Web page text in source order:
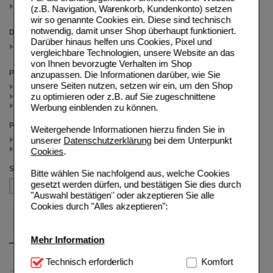
(z.B. Navigation, Warenkorb, Kundenkonto) setzen
wir so genannte Cookies ein. Diese sind technisch
notwendig, damit unser Shop überhaupt funktioniert.
Darüber hinaus helfen uns Cookies, Pixel und
vergleichbare Technologien, unsere Website an das
von Ihnen bevorzugte Verhalten im Shop
anzupassen. Die Informationen darüber, wie Sie
unsere Seiten nutzen, setzen wir ein, um den Shop
zu optimieren oder z.B. auf Sie zugeschnittene
Werbung einblenden zu können.
Weitergehende Informationen hierzu finden Sie in
unserer Datenschutzerklärungbei dem Unterpunkt
Cookies.
Bitte wählen Sie nachfolgend aus, welche Cookies
gesetzt werden dürfen, und bestätigen Sie dies durch
"Auswahl bestätigen" oder akzeptieren Sie alle
Cookies durch "Alles akzeptieren":
Mehr Information
Technisch Notwendig:Hierbei handelt es sich um
Technisch erforderlich Komfort
Husten & Erkältung
(auswahl entfernen)
Darreichungsform
Creme
(auswahl entfernen)
Packungsgröße
50 ml (1)
25 ml (1)
100 ml (1)
Preis
< 4.00 (2)
>= 4.00 (1)
Sortieren nach